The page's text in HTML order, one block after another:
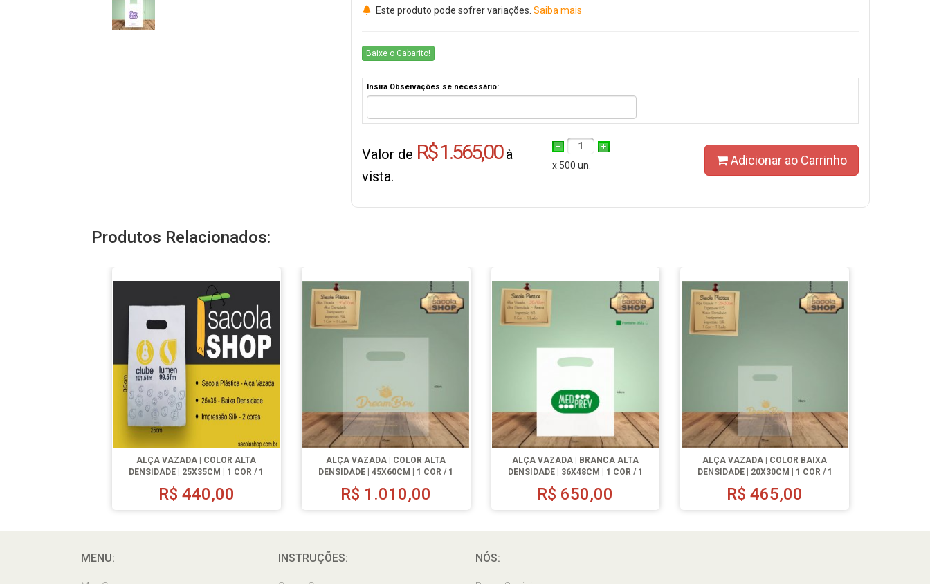
Este produto pode sofrer variações. Saiba mais
Baixe o Gabarito!
Insira Observações se necessário:
Valor de R$ 1.565,00à
vista.
1
x 500 un.
Adicionar ao Carrinho
Produtos Relacionados:
ALÇA VAZADA | COLOR ALTA
DENSIDADE | 25X35CM | 1 COR / 1
LADO | 500 UN.
R$ 440,00
ALÇA VAZADA | COLOR ALTA
DENSIDADE | 45X60CM | 1 COR / 1
LADO | 500 UN.
R$ 1.010,00
ALÇA VAZADA | BRANCA ALTA
DENSIDADE | 36X48CM | 1 COR / 1
LADO | 500 UN.
R$ 650,00
ALÇA VAZADA | COLOR BAIXA
DENSIDADE | 20X30CM | 1 COR / 1
LADO | 500 UN.
R$465,00
MENU: INSTRUÇÕES: NÓS: